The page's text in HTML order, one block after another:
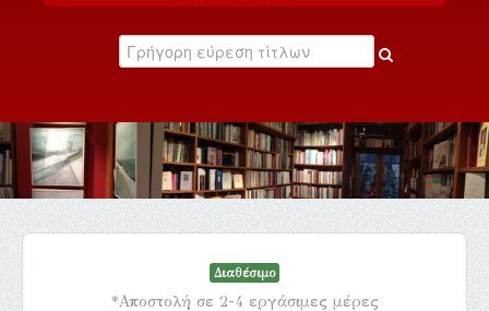
Κατάλογος
Εκδηλώσεις
Επικοινωνία
Διαθέσιμο
*Αποστολή σε 2-4 εργάσιμες μέρες